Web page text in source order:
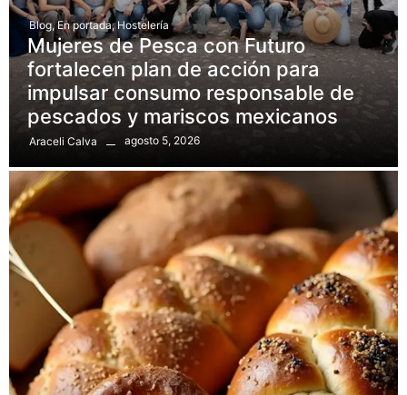
Blog, En portada, Hostelería
Mujeres de Pesca con Futuro
fortalecen plan de acción para
impulsar consumo responsable de
pescados y mariscos mexicanos
Araceli Calva agosto 5, 2026